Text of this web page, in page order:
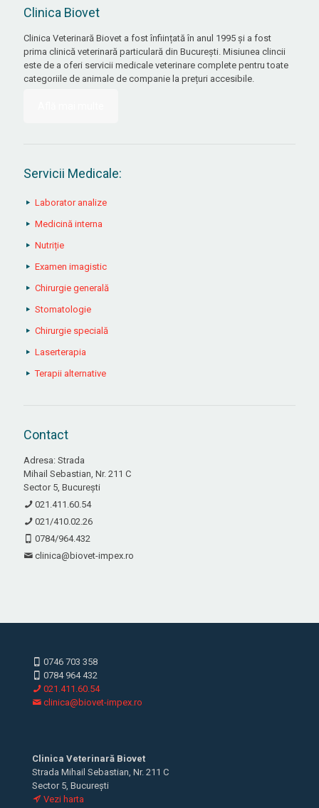
Clinica Biovet
Clinica Veterinară Biovet a fost înființată în anul 1995 și a fost
prima clinică veterinară particulară din București. Misiunea clincii
este de a oferi servicii medicale veterinare complete pentru toate
categoriile de animale de companie la prețuri accesibile.
Servicii Medicale:
Laborator analize
Medicină interna
Nutriție
Examen imagistic
Chirurgie generală
Stomatologie
Chirurgie specială
Laserterapia
Terapii alternative
Contact
Adresa: Strada
Mihail Sebastian, Nr. 211 C
Sector 5, București
021.411.60.54
021/410.02.26
0784/964.432
clinica@biovet-impex.ro
0746 703 358
0784 964 432
021.411.60.54
clinica@biovet-impex.ro
Clinica Veterinară Biovet
Strada Mihail Sebastian, Nr. 211 C
Sector 5, București
Vezi harta